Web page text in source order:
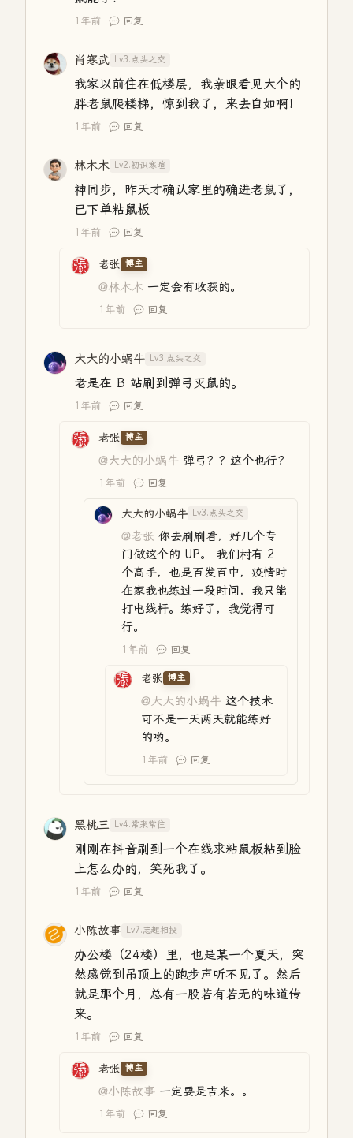
1年前 回复
肖寒武 Lv3.点头之交
我家以前住在低楼层，我亲眼看见大个的
胖老鼠爬楼梯，惊到我了，来去自如啊！
1年前 回复
林木木 Lv2.初识寒暄
神同步，昨天才确认家里的确进老鼠了，
已下单粘鼠板
1年前 回复
老张 博主
@林木木 一定会有收获的。
1年前 回复
大大的小蜗牛 Lv3.点头之交
老是在 B 站刷到弹弓灭鼠的。
1年前 回复
老张 博主
@大大的小蜗牛 弹弓？？这个也行？
1年前 回复
大大的小蜗牛 Lv3.点头之交
@老张 你去刷刷看，好几个专
门做这个的 UP。 我们村有 2
个高手，也是百发百中，疫情时
在家我也练过一段时间，我只能
打电线杆。练好了，我觉得可
行。
1年前 回复
老张 博主
@大大的小蜗牛 这个技术
可不是一天两天就能练好
的哟。
1年前 回复
黑桃三 Lv4.常来常往
刚刚在抖音刷到一个在线求粘鼠板粘到脸
上怎么办的，笑死我了。
1年前 回复
小陈故事 Lv7.志趣相投
办公楼（24楼）里，也是某一个夏天，突
然感觉到吊顶上的跑步声听不见了。然后
就是那个月，总有一股若有若无的味道传
来。
1年前 回复
老张 博主
@小陈故事 一定要是吉米。。
1年前 回复